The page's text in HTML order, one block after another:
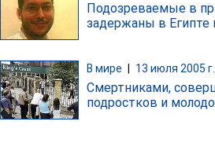
Подозреваемые в
задержаны в Египте
В мире | 13 июля 2005
Смертниками,
подростков и